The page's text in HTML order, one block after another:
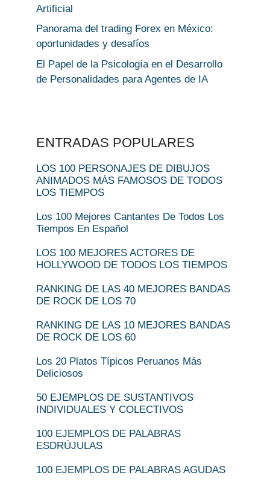
Artificial
Panorama del trading Forex en México:
oportunidades y desafíos
El Papel de la Psicología en el Desarrollo
de Personalidades para Agentes de IA
ENTRADAS POPULARES
LOS 100 PERSONAJES DE DIBUJOS
ANIMADOS MÁS FAMOSOS DE TODOS
LOS TIEMPOS
Los 100 Mejores Cantantes De Todos Los
Tiempos En Español
LOS 100 MEJORES ACTORES DE
HOLLYWOOD DE TODOS LOS TIEMPOS
RANKING DE LAS 40 MEJORES BANDAS
DE ROCK DE LOS 70
RANKING DE LAS 10 MEJORES BANDAS
DE ROCK DE LOS 60
Los 20 Platos Típicos Peruanos Más
Deliciosos
50 EJEMPLOS DE SUSTANTIVOS
INDIVIDUALES Y COLECTIVOS
100 EJEMPLOS DE PALABRAS
ESDRÚJULAS
100 EJEMPLOS DE PALABRAS AGUDAS